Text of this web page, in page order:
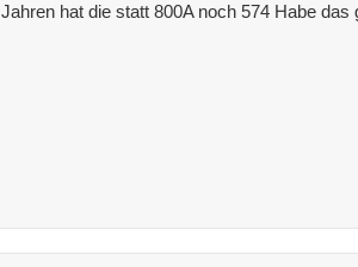
Jahren hat die statt 800A noch 574 Habe